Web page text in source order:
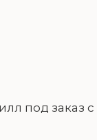
под